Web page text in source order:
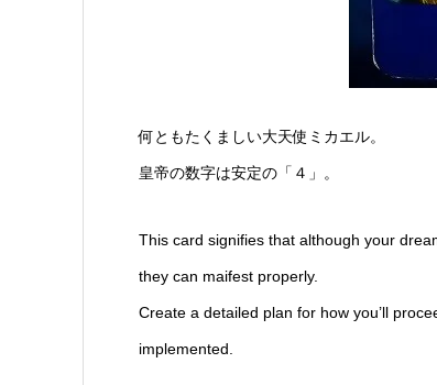
何ともたくましい大天使ミカエル。
皇帝の数字は安定の「４」。
This card signifies that although your
they can maifest properly.
Create a detailed plan for how you’ll
implemented.